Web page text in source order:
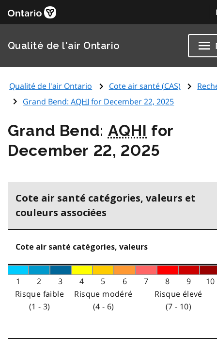
Qualité de l'air Ontario
Qualité de l'air Ontario Cote air santé (CAS)
Grand Bend:AQHI for December 22, 2025
Grand Bend: AQHI for
December 22, 2025
Cote air santé catégories, valeurs et
couleurs associées
Cote air santé catégories, valeurs
1 2 3 4 5 6 7 8 9
10
Risque faible
(1 - 3)
Risque modéré
(4 - 6)
Risque élevé
(7 - 10)